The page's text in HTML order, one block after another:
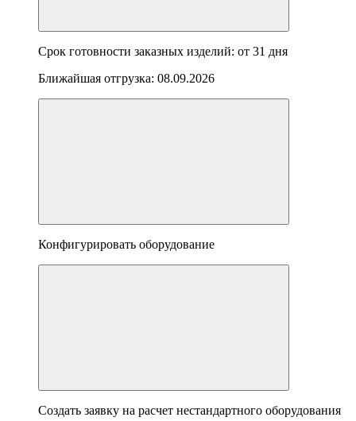
Срок готовности заказных изделий: от 31 дня
Ближайшая отгрузка: 08.09.2026
Конфигурировать оборудование
Создать заявку на расчет нестандартного оборудования